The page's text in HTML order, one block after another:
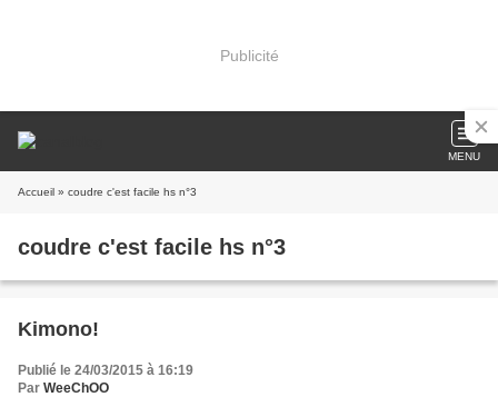
Publicité
MENU
Accueil » coudre c'est facile hs n°3
coudre c'est facile hs n°3
Kimono!
Publié le 24/03/2015 à 16:19
Par WeeChOO